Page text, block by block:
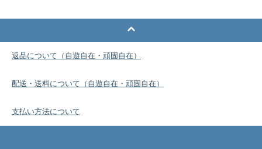
返品について（自遊自在・頑固自在）
配送・送料について（自遊自在・頑固自在）
支払い方法について